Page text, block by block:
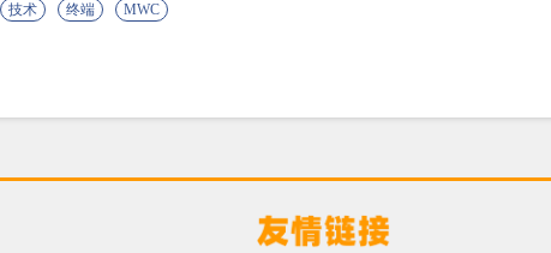
技术 终端 MWC